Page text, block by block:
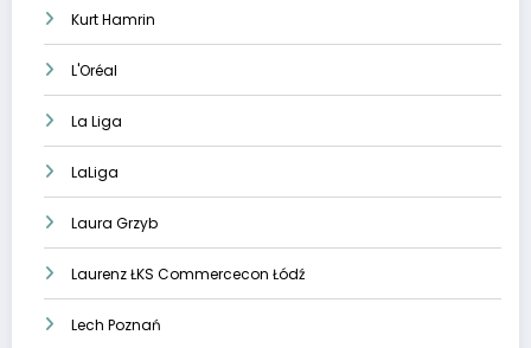
Kurt Hamrin
L'Oréal
La Liga
LaLiga
Laura Grzyb
Laurenz ŁKS Commercecon Łódź
Lech Poznań